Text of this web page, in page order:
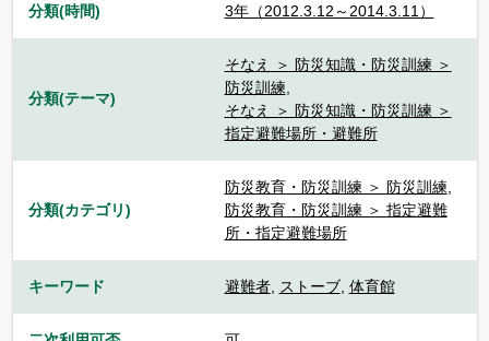
分類(時間) 3年（2012.3.12～2014.3.11）
分類(テーマ)
そなえ ＞ 防災知識・防災訓練 ＞
防災訓練,
そなえ ＞ 防災知識・防災訓練 ＞
指定避難場所・避難所
分類(カテゴリ)
防災教育・防災訓練 ＞ 防災訓練,
防災教育・防災訓練 ＞ 指定避難
所・指定避難場所
キーワード 避難者, ストーブ, 体育館